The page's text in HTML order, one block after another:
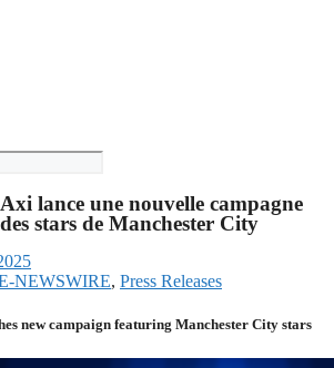
lance une nouvelle campagne
stars de Manchester City
NEWSWIRE, Press Releases
new campaign featuring Manchester City stars